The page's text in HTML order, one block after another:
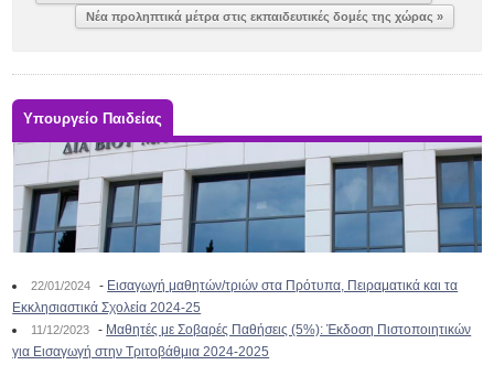
Νέα προληπτικά μέτρα στις εκπαιδευτικές δομές της χώρας »
Υπουργείο Παιδείας
22/01/2024 - Εισαγωγή μαθητών/τριών στα Πρότυπα, Πειραματικά και τα
Εκκλησιαστικά Σχολεία 2024-25
11/12/2023 - Μαθητές με Σοβαρές Παθήσεις (5%): Έκδοση Πιστοποιητικών
για Εισαγωγή στην Τριτοβάθμια 2024-2025